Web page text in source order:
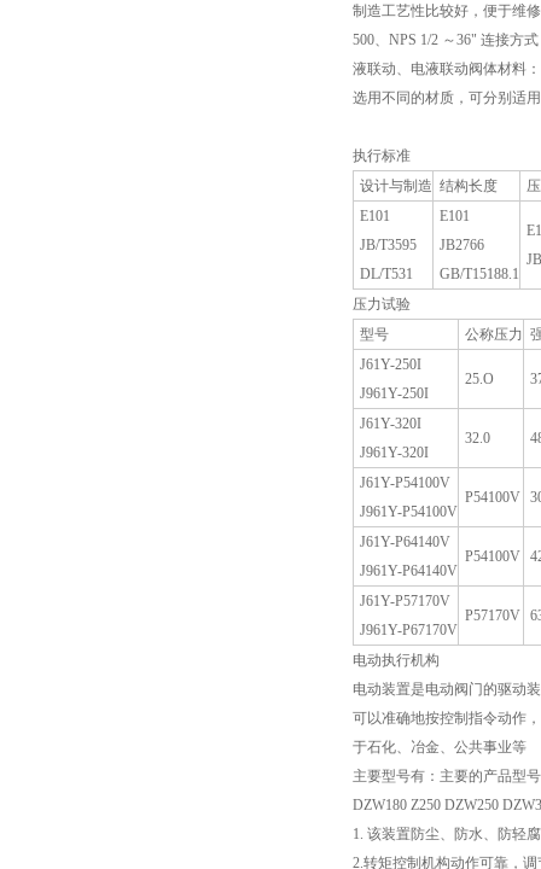
制造工艺性比较好，便于维
500、NPS 1/2 ～36" 连接方
液联动、电液联动阀体材料
选用不同的材质，可分别适
执行标准
设计与制造 结构长度
E101
JB/T3595
DL/T531
E101
JB2766
GB/T15188.1
压力试验
型号
公称压力
J61Y-250I
J961Y-250I
25.O
J61Y-320I
J961Y-320I
32.0
J61Y-P54100V
J961Y-P54100V
P54100V
J61Y-P64140V
J961Y-P64140V
P54100V
J61Y-P57170V
J961Y-P67170V
P57170V
电动执行机构
电动装置是电动阀门的驱动
可以准确地按控制指令动作
于石化、冶金、公共事业等
主要型号有：主要的产品型号
DZW180 Z250 DZW250
1. 该装置防尘、防水、防轻
2.转矩控制机构动作可靠，